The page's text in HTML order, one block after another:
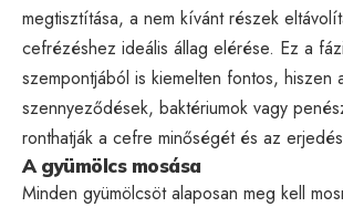
megtisztítása, a nem kívánt részek
cefrézéshez ideális állag elérése. Ez a
szempontjából is kiemelten fontos, hiszen
szennyeződések, baktériumok vagy
ronthatják a cefre minőségét és az
A gyümölcs mosása
Minden gyümölcsöt alaposan meg kell